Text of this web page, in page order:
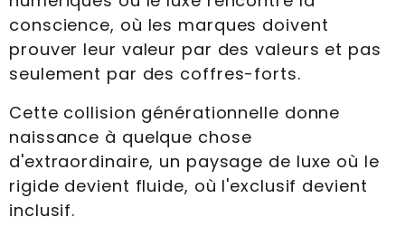
conscience, où les marques doivent
prouver leur valeur par des valeurs et pas
seulement par des coffres-forts.
Cette collision générationnelle donne
naissance à quelque chose
d'extraordinaire, un paysage de luxe où le
rigide devient fluide, où l'exclusif devient
inclusif.